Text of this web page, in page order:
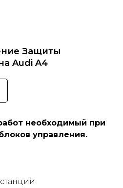
Защиты
Audi A4
необходимый при
управления.